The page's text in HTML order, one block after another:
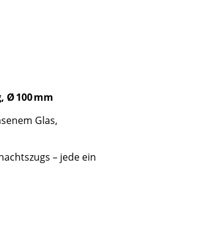
Ø 100 mm
Glas,
– jede ein